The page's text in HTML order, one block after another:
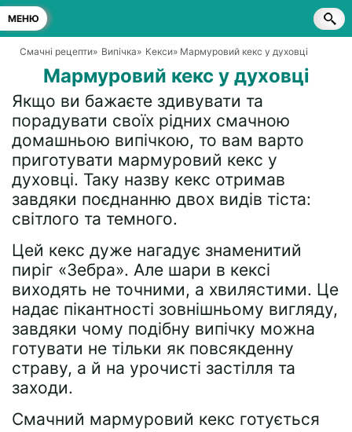
МЕНЮ
Смачні рецепти» Випічка» Кекси» Мармуровий кекс у духовці
Мармуровий кекс у духовці
Якщо ви бажаєте здивувати та
порадувати своїх рідних смачною
домашньою випічкою, то вам варто
приготувати мармуровий кекс у
духовці. Таку назву кекс отримав
завдяки поєднанню двох видів тіста:
світлого та темного.
Цей кекс дуже нагадує знаменитий
пиріг «Зебра». Але шари в кексі
виходять не точними, а хвилястими. Це
надає пікантності зовнішньому вигляду,
завдяки чому подібну випічку можна
готувати не тільки як повсякденну
страву, а й на урочисті застілля та
заходи.
Смачний мармуровий кекс готується